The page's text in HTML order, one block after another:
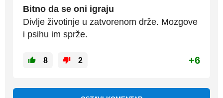
Bitno da se oni igraju
Divlje životinje u zatvorenom drže. Mozgove
i psihu im sprže.
8 2 +6